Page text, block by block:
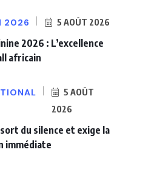
2026 5 AOÛT 2026
2026 : L’excellence
africain
5 AOÛT
2026
du silence et exige la
immédiate